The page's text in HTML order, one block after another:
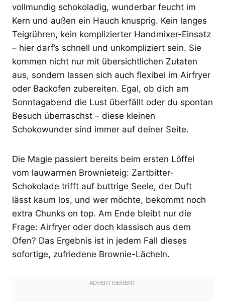
vollmundig schokoladig, wunderbar feucht im
Kern und außen ein Hauch knusprig. Kein langes
Teigrühren, kein komplizierter Handmixer-Einsatz
– hier darf’s schnell und unkompliziert sein. Sie
kommen nicht nur mit übersichtlichen Zutaten
aus, sondern lassen sich auch flexibel im Airfryer
oder Backofen zubereiten. Egal, ob dich am
Sonntagabend die Lust überfällt oder du spontan
Besuch überraschst – diese kleinen
Schokowunder sind immer auf deiner Seite.
Die Magie passiert bereits beim ersten Löffel
vom lauwarmen Brownieteig: Zartbitter-
Schokolade trifft auf buttrige Seele, der Duft
lässt kaum los, und wer möchte, bekommt noch
extra Chunks on top. Am Ende bleibt nur die
Frage: Airfryer oder doch klassisch aus dem
Ofen? Das Ergebnis ist in jedem Fall dieses
sofortige, zufriedene Brownie-Lächeln.